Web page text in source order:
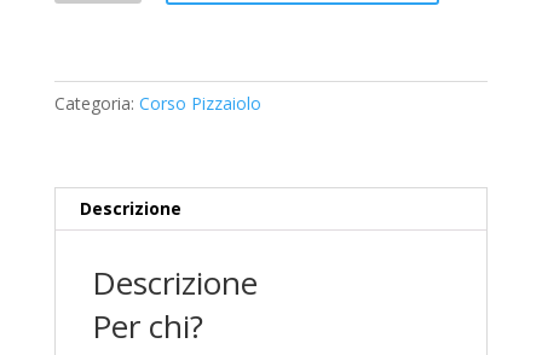
GIORNI
Categoria: Corso Pizzaiolo
Descrizione
Descrizione
Per chi?